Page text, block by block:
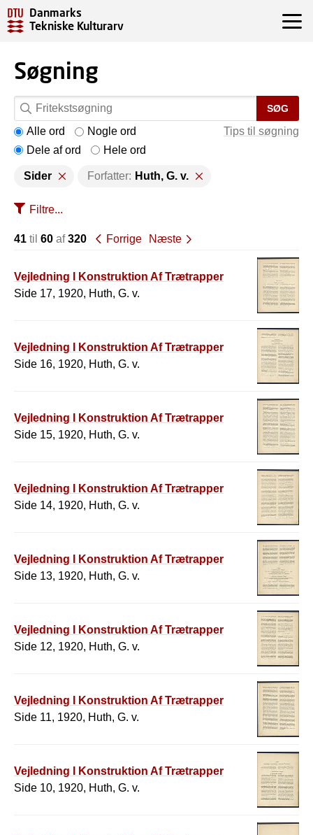
Danmarks
Tekniske Kulturarv
Søgning
SØG
Tips til søgning
Alle ord
Nogle ord
Dele af ord
Hele ord
Sider Forfatter: Huth, G. v.
Filtre...
41 til 60 af320 Forrige Næste
Vejledning I Konstruktion Af Trætrapper
Side 17, 1920, Huth, G. v.
Vejledning I Konstruktion Af Trætrapper
Side 16, 1920, Huth, G. v.
Vejledning I Konstruktion Af Trætrapper
Side 15, 1920, Huth, G. v.
Vejledning I Konstruktion Af Trætrapper
Side 14, 1920, Huth, G. v.
Vejledning I Konstruktion Af Trætrapper
Side 13, 1920, Huth, G. v.
Vejledning I Konstruktion Af Trætrapper
Side 12, 1920, Huth, G. v.
Vejledning I Konstruktion Af Trætrapper
Side 11, 1920, Huth, G. v.
Vejledning I Konstruktion Af Trætrapper
Side 10, 1920, Huth, G. v.